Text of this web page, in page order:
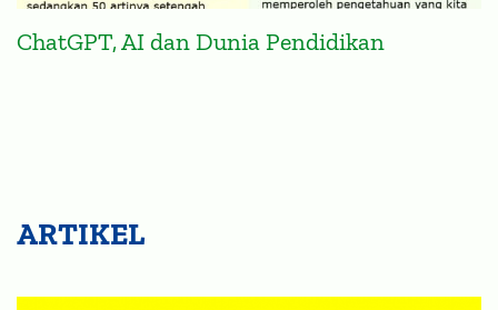
ChatGPT, AI dan Dunia Pendidikan
ARTIKEL